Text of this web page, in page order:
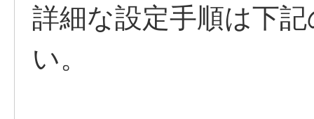
詳細な設定手順は下
い。